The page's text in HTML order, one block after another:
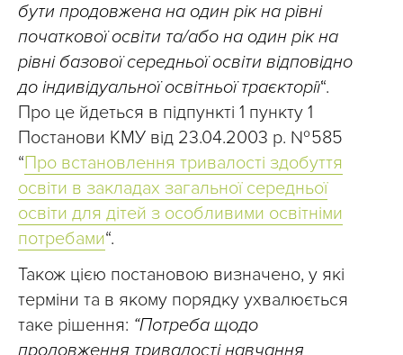
бути продовжена на один рік на рівні
початкової освіти та/або на один рік на
рівні базової середньої освіти відповідно
до індивідуальної освітньої траєкторії“.
Про це йдеться в підпункті 1 пункту 1
Постанови КМУ від 23.04.2003 р. № 585
“Про встановлення тривалості здобуття
освіти в закладах загальної середньої
освіти для дітей з особливими освітніми
потребами“.
Також цією постановою визначено, у які
терміни та в якому порядку ухвалюється
таке рішення: “Потреба щодо
продовження тривалості навчання